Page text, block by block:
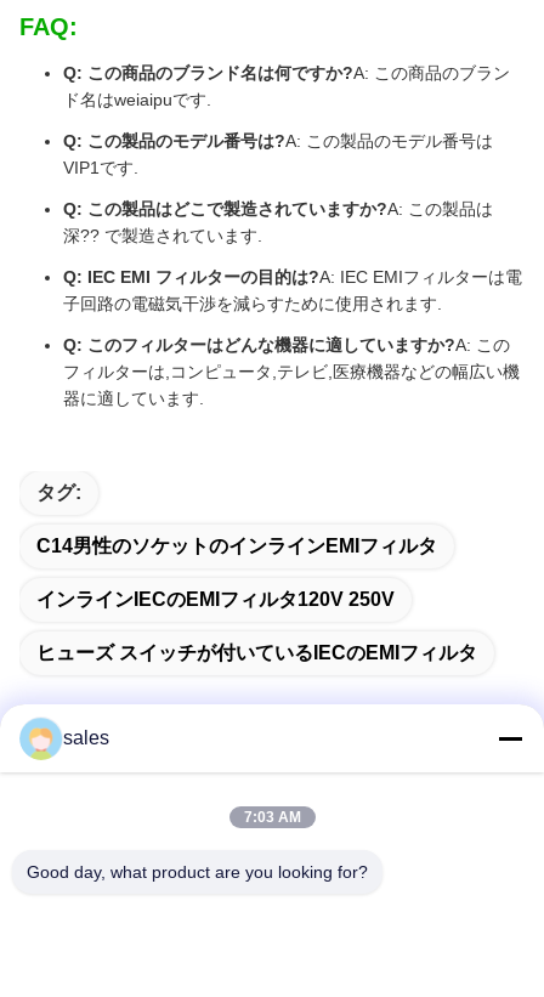
FAQ:
Q: この商品のブランド名は何ですか?A: この商品のブラン
ド名はweiaipuです.
Q: この製品のモデル番号は?A: この製品のモデル番号は
VIP1です.
Q: この製品はどこで製造されていますか?A: この製品は
深?? で製造されています.
Q: IEC EMI フィルターの目的は?A: IEC EMIフィルターは電
子回路の電磁気干渉を減らすために使用されます.
Q: このフィルターはどんな機器に適していますか?A: この
フィルターは,コンピュータ,テレビ,医療機器などの幅広い機
器に適しています.
タグ:
C14男性のソケットのインラインEMIフィルタ
インラインIECのEMIフィルタ120V 250V
ヒューズ スイッチが付いているIECのEMIフィルタ
アドレス
sales
7:03 AM
Good day, what product are you looking for?